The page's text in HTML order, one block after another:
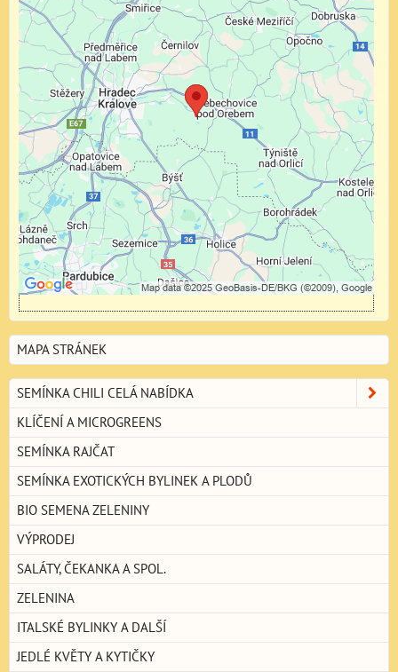
Externí obsah je blokován Volbami soukromí
Přejete si načíst externí obsah?
Povolit jednou
Povolit a zapamatovat - souhlas s druhem cookie:
Funkční
Otevřít obsah v novém okně
MAPA STRÁNEK
SEMÍNKA CHILI CELÁ NABÍDKA
KLÍČENÍ A MICROGREENS
SEMÍNKA RAJČAT
SEMÍNKA EXOTICKÝCH BYLINEK A PLODŮ
BIO SEMENA ZELENINY
VÝPRODEJ
SALÁTY, ČEKANKA A SPOL.
ZELENINA
ITALSKÉ BYLINKY A DALŠÍ
JEDLÉ KVĚTY A KYTIČKY